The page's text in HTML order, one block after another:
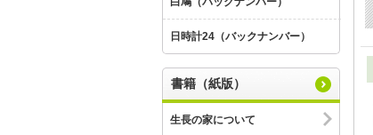
日時計24（バックナンバー）
書籍（紙版）
生長の家について